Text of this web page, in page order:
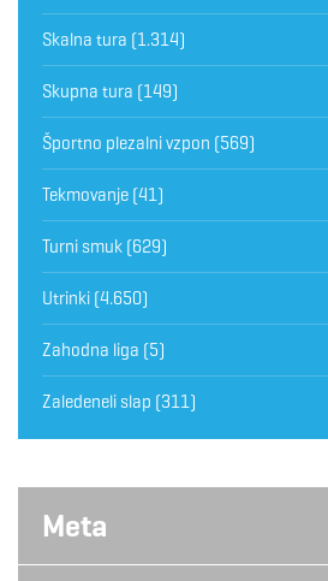
Skalna tura (1.314)
Skupna tura (149)
Športno plezalni vzpon (569)
Tekmovanje (41)
Turni smuk (629)
Utrinki (4.650)
Zahodna liga (5)
Zaledeneli slap (311)
Meta